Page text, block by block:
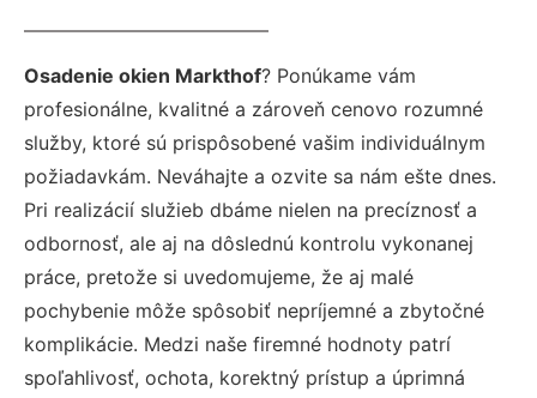
Osadenie okien Markthof? Ponúkame vám
profesionálne, kvalitné a zároveň cenovo rozumné
služby, ktoré sú prispôsobené vašim individuálnym
požiadavkám. Neváhajte a ozvite sa nám ešte dnes.
Pri realizácií služieb dbáme nielen na precíznosť a
odbornosť, ale aj na dôslednú kontrolu vykonanej
práce, pretože si uvedomujeme, že aj malé
pochybenie môže spôsobiť nepríjemné a zbytočné
komplikácie. Medzi naše firemné hodnoty patrí
spoľahlivosť, ochota, korektný prístup a úprimná